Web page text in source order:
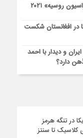
روسیه» ۲۰۲۱
در افغانستان شکست
و دیدار با احمد
دارد؟
در تنگه هرمز
کلاسیک تا سنتز